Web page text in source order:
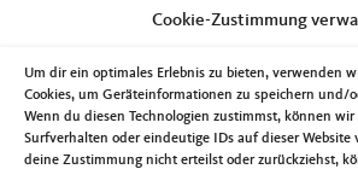
Cookie-Zustimmung
Um dir ein optimales Erlebnis zu bieten, verwenden
Cookies, um Geräteinformationen zu speichern und/
Wenn du diesen Technologien zustimmst, können wir
Surfverhalten oder eindeutige IDs auf dieser Website
deine Zustimmung nicht erteilst oder zurückziehst,
Anhörung zur Thema Kinderbetreuung in Sachsen-
dass die zurückgehenden Kinderzahlen, auf Grund der
erreichen.
Die Sitzung des Ausschusses für Inneres und Sport
selbst in meiner Funktion als stellv.
Gesetzesentwürfen gab es unter anderem mehrere
denen durch die Innenministerin Dr. Tamara